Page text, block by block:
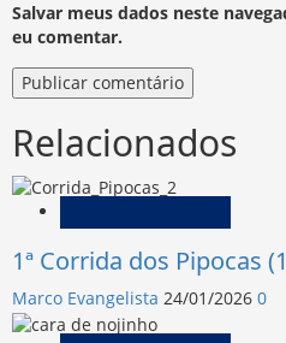
Salvar meus dados neste
eu comentar.
Relacionados
1ª Corrida dos Pipocas
Marco Evangelista 24/01/2026 0